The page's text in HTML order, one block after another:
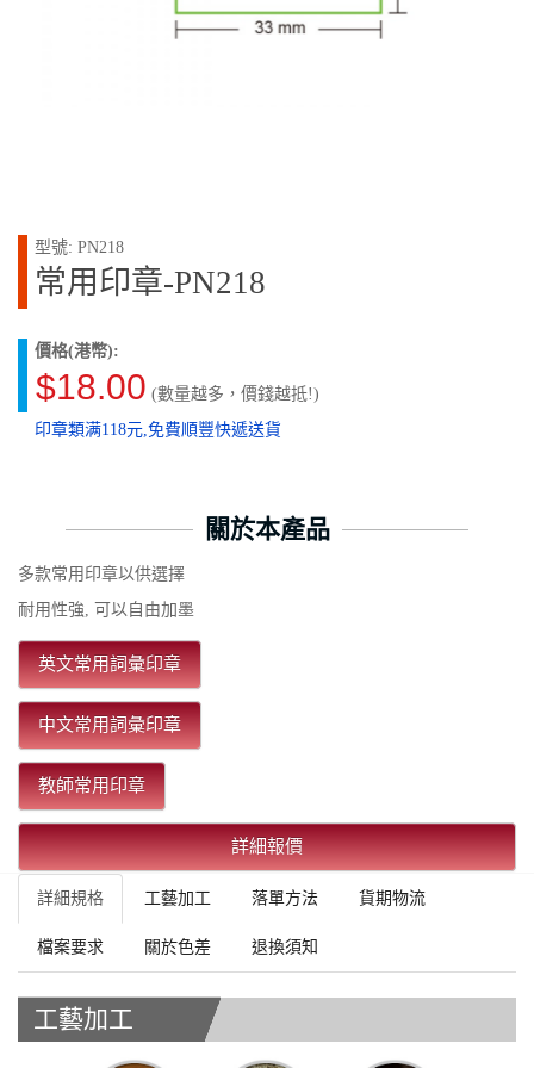
型號: PN218
常用印章-PN218
價格(港幣):
$18.00 (數量越多，價錢越抵!)
印章類满118元,免費順豐快遞送貨
關於本產品
多款常用印章以供選擇
耐用性強, 可以自由加墨
英文常用詞彙印章
中文常用詞彙印章
教師常用印章
詳細報價
詳細規格 工藝加工 落單方法 貨期物流
檔案要求 關於色差 退換須知
工藝加工